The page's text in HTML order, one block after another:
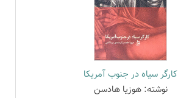
کارگر سیاه در جنوب آمریکا
نوشته: هوزیا هادسن